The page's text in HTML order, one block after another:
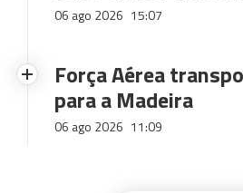
06 ago 2026 15:07
Força Aérea
para a Madeira
06 ago 2026 11:09